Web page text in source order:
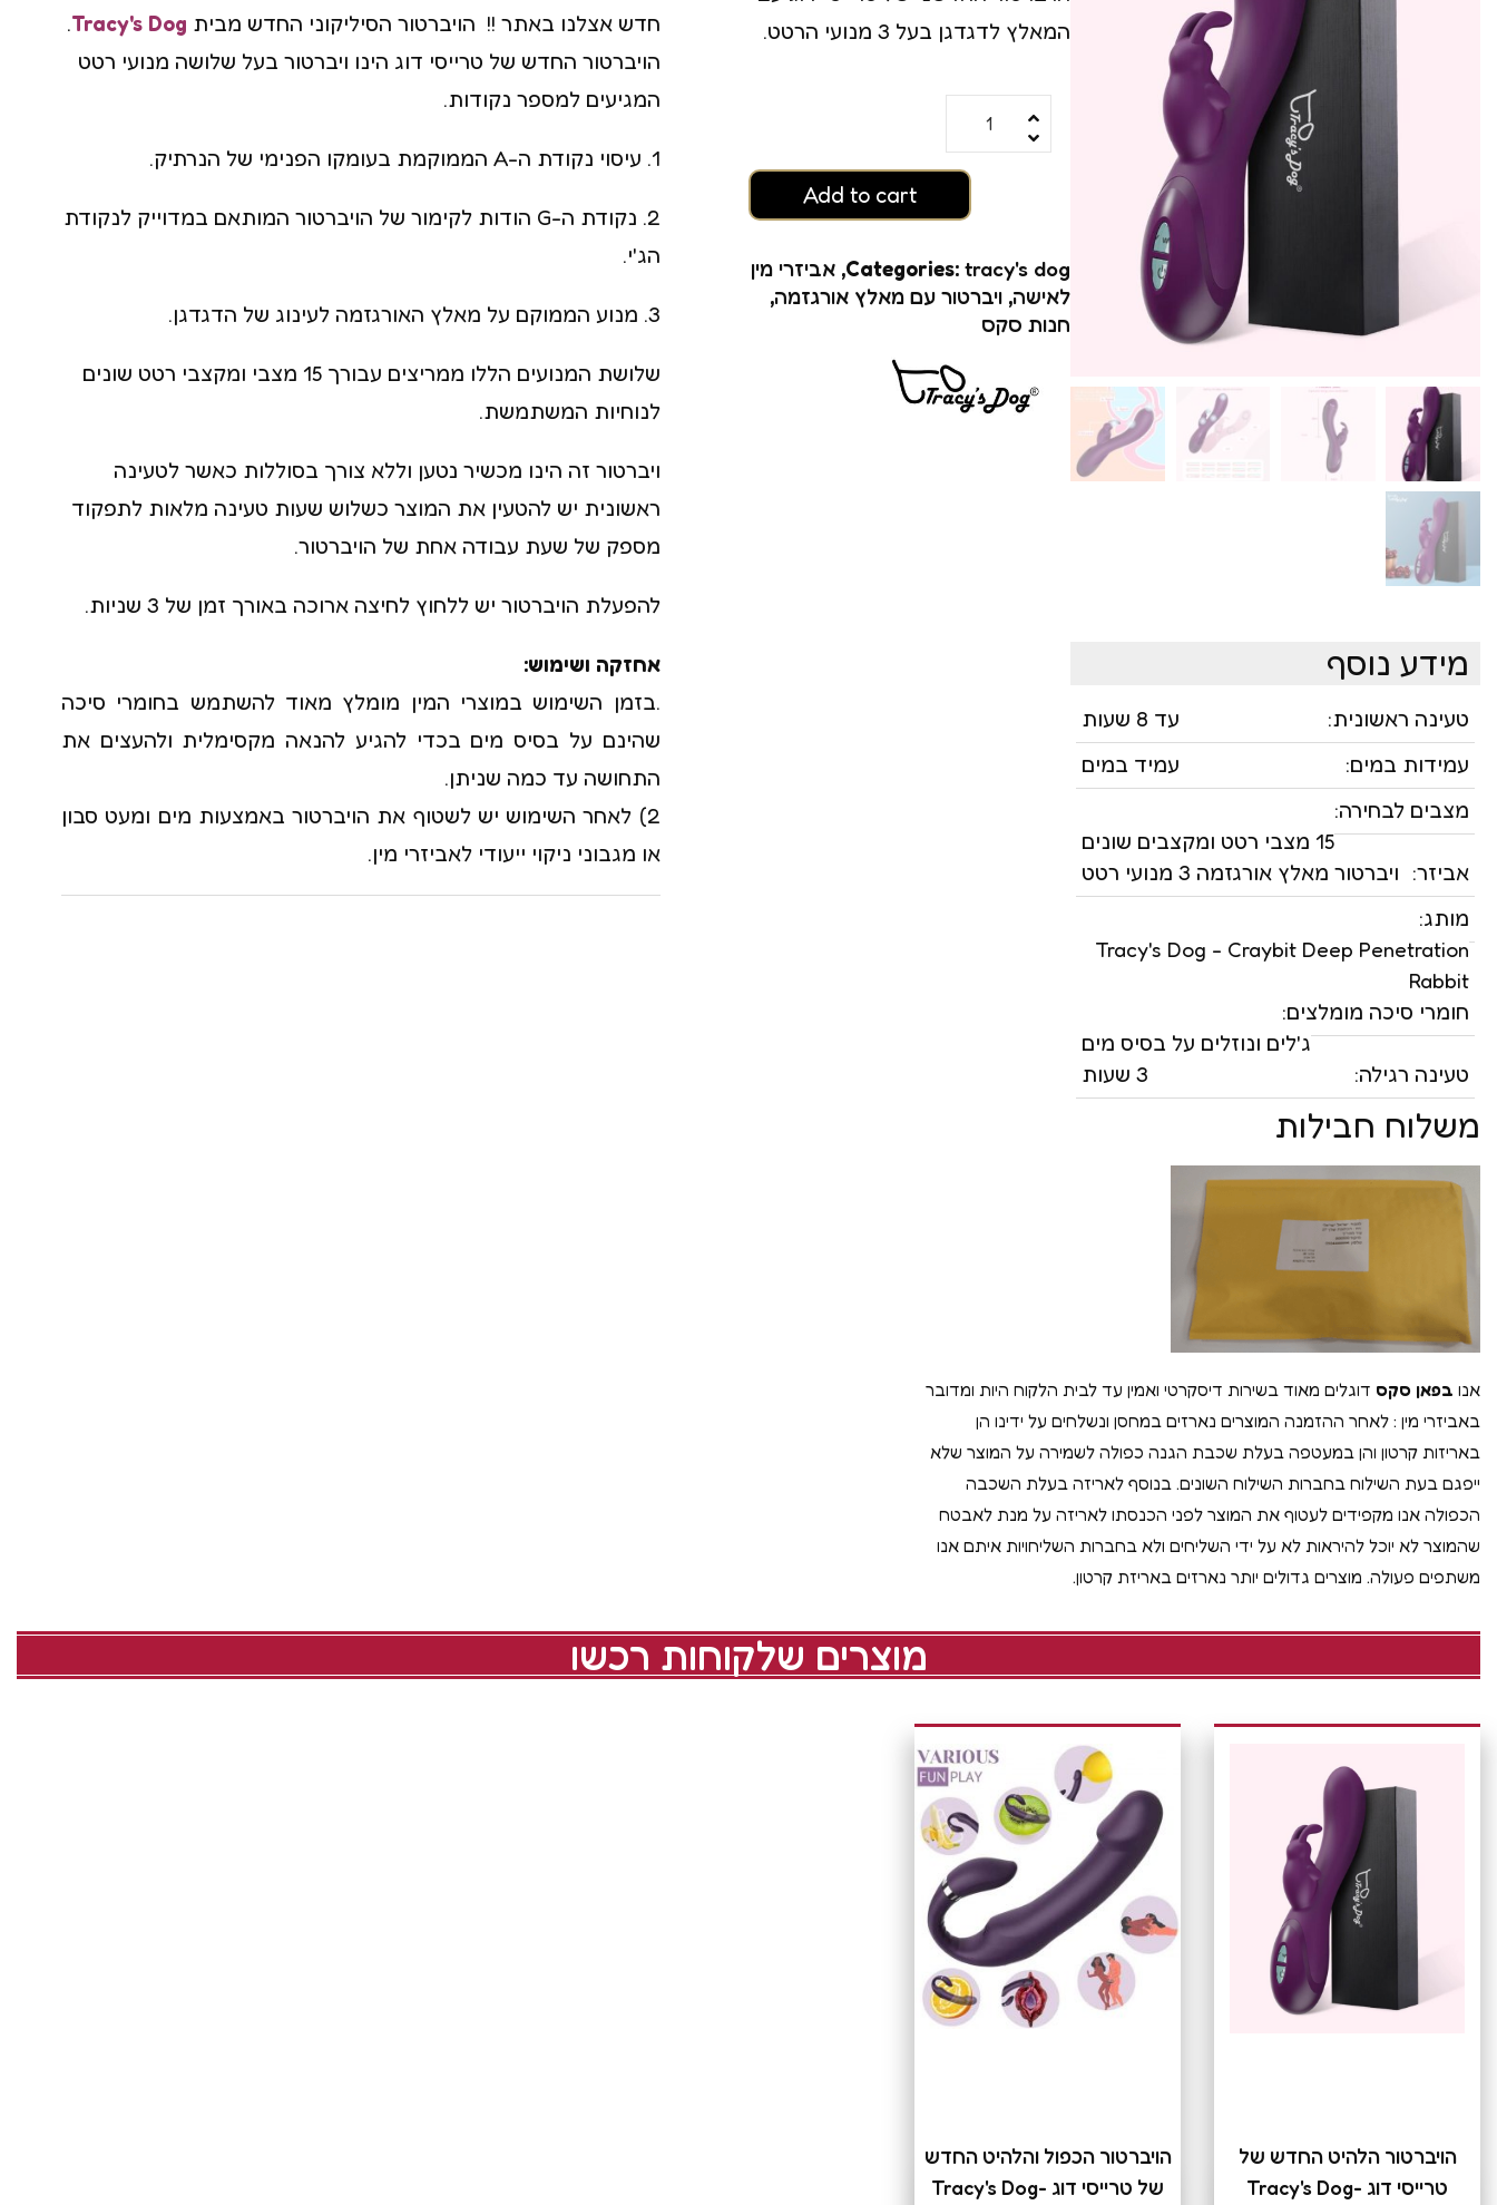
ויברטור עם מאלץ אורגזמה
ויברטורים ריאליסטיים
סטרפ און
מג'יק וונד
רוקט פוקט
שואבים ויונקים
משאבות לנשים
פרפרים וממריצי אורגזמה
מידע נוסף
טעינה ראשונית:
עד 8 שעות
עמידות במים:
עמיד במים
מצבים לבחירה:
15 מצבי רטט ומקצבים שונים
אביזר:
ויברטור מאלץ אורגזמה 3 מנועי רטט
מותג:
Tracy's Dog - Craybit Deep Penetration
Rabbit
חומרי סיכה מומלצים:
ג'לים ונוזלים על בסיס מים
טעינה רגילה:
3 שעות
המאלץ לדגדגן בעל 3 מנועי הרטט.
Add to cart
Categories:tracy's dog
, אביזרי מין
לאישה, ויברטור עם מאלץ אורגזמה,
חנות סקס
חדש אצלנו באתר !! הויברטור הסיליקוני החדש מבית Tracy's Dog
.
הויברטור החדש של טרייסי דוג הינו ויברטור בעל שלושה מנועי רטט
המגיעים למספר נקודות.
1. עיסוי נקודת ה-A הממוקמת בעומקו הפנימי של הנרתיק.
2. נקודת ה-G הודות לקימור של הויברטור המותאם במדוייק לנקודת
הג'י.
3. מנוע הממוקם על מאלץ האורגזמה לעינוג של הדגדגן.
שלושת המנועים הללו ממריצים עבורך 15 מצבי ומקצבי רטט שונים
לנוחיות המשתמשת.
ויברטור זה הינו מכשיר נטען וללא צורך בסוללות כאשר לטעינה
ראשונית יש להטעין את המוצר כשלוש שעות טעינה מלאות לתפקוד
מספק של שעת עבודה אחת של הויברטור.
להפעלת הויברטור יש ללחוץ לחיצה ארוכה באורך זמן של 3 שניות.
אחזקה ושימוש:
.בזמן השימוש במוצרי המין מומלץ מאוד להשתמש בחומרי סיכה
שהינם על בסיס מים בכדי להגיע להנאה מקסימלית ולהעצים את
התחושה עד כמה שניתן.
2) לאחר השימוש יש לשטוף את הויברטור באמצעות מים ומעט סבון
או מגבוני ניקוי ייעודי לאביזרי מין.
משלוח חבילות
אנו בפאן סקס דוגלים מאוד בשירות דיסקרטי ואמין עד לבית הלקוח היות ומדובר
באביזרי מין : לאחר ההזמנה המוצרים נארזים במחסן ונשלחים על ידינו הן
באריזות קרטון והן במעטפה בעלת שכבת הגנה כפולה לשמירה על המוצר שלא
ייפגם בעת השילוח בחברות השילוח השונים. בנוסף לאריזה בעלת השכבה
הכפולה אנו מקפידים לעטוף את המוצר לפני הכנסתו לאריזה על מנת לאבטח
שהמוצר לא יוכל להיראות לא על ידי השליחים ולא בחברות השליחויות איתם אנו
משתפים פעולה. מוצרים גדולים יותר נארזים באריזת קרטון.
מוצרים שלקוחות רכשו
הויברטור הלהיט החדש של
טרייסי דוג Tracy's Dog-
הויברטור הכפול והלהיט החדש
של טרייסי דוג Tracy's Dog-